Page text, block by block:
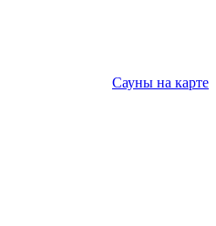
Сауны на карте